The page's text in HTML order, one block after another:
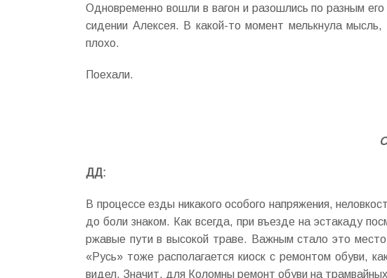
Одновременно вошли в вагон и разошлись по разным
сидении Алексея. В какой-то момент мелькнула
плохо.
Поехали.
ДД:
В процессе езды никакого особого напряжения,
до боли знаком. Как всегда, при въезде на эстакаду
ржавые пути в высокой траве. Важным стало это
«Русь» тоже располагается киоск с ремонтом обуви,
видел. Значит, для Коломны ремонт обуви на